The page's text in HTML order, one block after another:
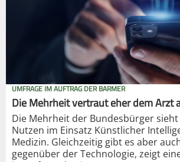
UMFRAGE IM AUFTRAG DER BARMER
Die Mehrheit vertraut eher dem Arzt
Die Mehrheit der Bundesbürger
Nutzen im Einsatz Künstlicher
Medizin. Gleichzeitig gibt es aber
gegenüber der Technologie, zeigt